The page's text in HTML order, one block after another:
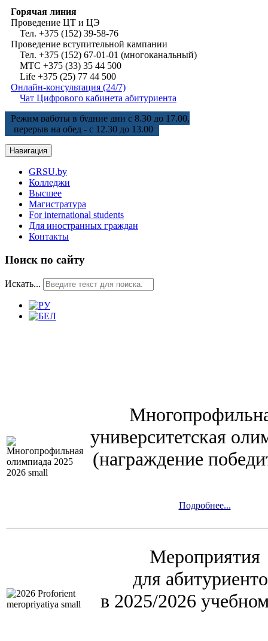
Горячая линия
Проведение ЦТ и ЦЭ
Тел. +375 (152) 39-58-76
Проведение вступительной кампании
Тел. +375 (152) 67-01-01 (многоканальный)
МТС +375 (33) 35 44 500
Life +375 (25) 77 44 500
Онлайн-консультация (24/7)
Чат Цифрового кабинета абитуриента
Режим работы в будние дни с 8.30 до 17.00,
перерыв на обед - с 12.30 до 13.00
Навигация
GRSU.by
Колледжи
Высшее
Магистратура
For international students
Для иностранных граждан
Контакты
Поиск по сайту
Искать...
университетская
(награждение
Подробнее...
Мероприятия
для
в 2025/2026